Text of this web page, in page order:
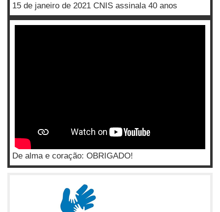
15 de janeiro de 2021 CNIS assinala 40 anos
De alma e coração: OBRIGADO!